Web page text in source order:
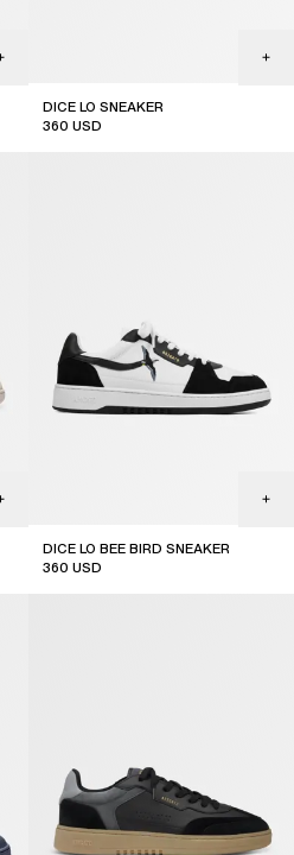
DICE LO SNEAKER
360 USD
DICE LO BEE BIRD SNEAKER
360 USD